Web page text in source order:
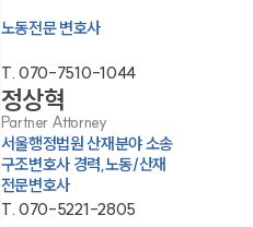
노동전문 변호사
T. 070-7510-1044
정상혁
Partner Attorney
서울행정법원 산재분야 소송
구조변호사 경력,노동/산재
전문변호사
T. 070-5221-2805